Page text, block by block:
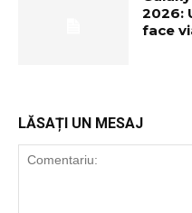
2026:
face
LĂSAȚI UN MESAJ